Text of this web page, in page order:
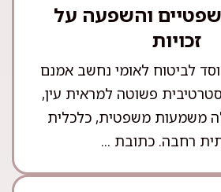
והשפעה על
זכויות
לביטוח לאומי נחשב אמנם
פשוטה למראית עין,
משמעות משפטית, כלכלית
רחבה. כתובת ...